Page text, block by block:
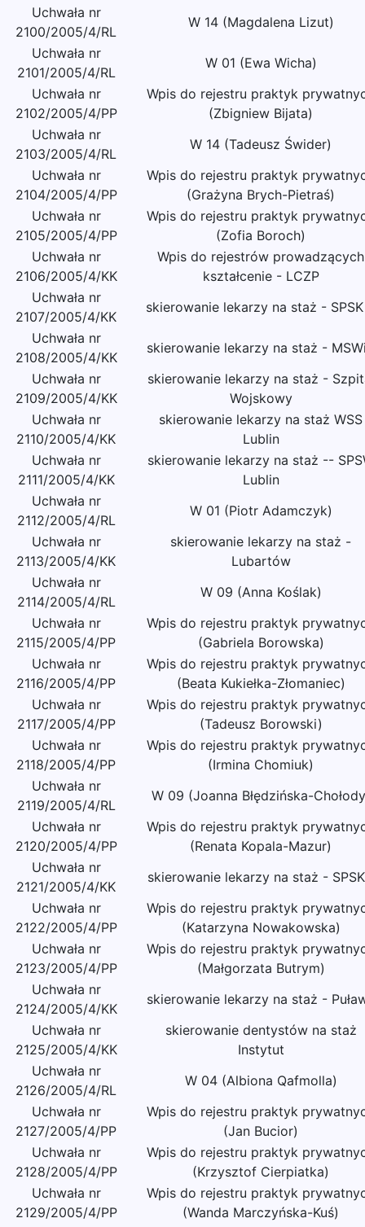
Uchwała nr
2100/2005/4/RL
W 14 (Magdalena Lizut)
Uchwała nr
2101/2005/4/RL
W 01 (Ewa Wicha)
Uchwała nr
2102/2005/4/PP
Wpis do rejestru praktyk
(Zbigniew Bijata)
Uchwała nr
2103/2005/4/RL
W 14 (Tadeusz Świder)
Uchwała nr
2104/2005/4/PP
Wpis do rejestru praktyk
(Grażyna Brych-Pietraś)
Uchwała nr
2105/2005/4/PP
Wpis do rejestru praktyk
(Zofia Boroch)
Uchwała nr
2106/2005/4/KK
Wpis do rejestrów prowadzących
kształcenie - LCZP
Uchwała nr
2107/2005/4/KK
skierowanie lekarzy na staż -
Uchwała nr
2108/2005/4/KK
skierowanie lekarzy na staż -
Uchwała nr
2109/2005/4/KK
skierowanie lekarzy na staż -
Wojskowy
Uchwała nr
2110/2005/4/KK
skierowanie lekarzy na staż WSS
Lublin
Uchwała nr
2111/2005/4/KK
skierowanie lekarzy na staż --
Lublin
Uchwała nr
2112/2005/4/RL
W 01 (Piotr Adamczyk)
Uchwała nr
2113/2005/4/KK
skierowanie lekarzy na staż -
Lubartów
Uchwała nr
2114/2005/4/RL
W 09 (Anna Koślak)
Uchwała nr
2115/2005/4/PP
Wpis do rejestru praktyk
(Gabriela Borowska)
Uchwała nr
2116/2005/4/PP
Wpis do rejestru praktyk
(Beata Kukiełka-Złomaniec)
Uchwała nr
2117/2005/4/PP
Wpis do rejestru praktyk
(Tadeusz Borowski)
Uchwała nr
2118/2005/4/PP
Wpis do rejestru praktyk
(Irmina Chomiuk)
Uchwała nr
2119/2005/4/RL
W 09 (Joanna Błędzińska-
Uchwała nr
2120/2005/4/PP
Wpis do rejestru praktyk
(Renata Kopala-Mazur)
Uchwała nr
2121/2005/4/KK
skierowanie lekarzy na staż -
Uchwała nr
2122/2005/4/PP
Wpis do rejestru praktyk
(Katarzyna Nowakowska)
Uchwała nr
2123/2005/4/PP
Wpis do rejestru praktyk
(Małgorzata Butrym)
Uchwała nr
2124/2005/4/KK
skierowanie lekarzy na staż -
Uchwała nr
2125/2005/4/KK
skierowanie dentystów na staż
Instytut
Uchwała nr
2126/2005/4/RL
W 04 (Albiona Qafmolla)
Uchwała nr
2127/2005/4/PP
Wpis do rejestru praktyk
(Jan Bucior)
Uchwała nr
2128/2005/4/PP
Wpis do rejestru praktyk
(Krzysztof Cierpiatka)
Uchwała nr
2129/2005/4/PP
Wpis do rejestru praktyk
(Wanda Marczyńska-Kuś)